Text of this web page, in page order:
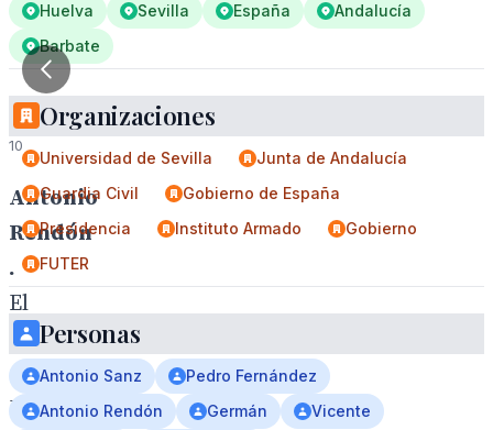
1
/
10
Antonio
Rendón
.
El
Acuartelamiento
de
Eritaña,
Huelva Sevilla España
Andalucía
Barbate
Organizaciones
Universidad de Sevilla
Junta de Andalucía
Guardia Civil
Gobierno de España
Presidencia
Instituto Armado
Gobierno
FUTER
Personas
Antonio Sanz
Pedro Fernández
Antonio Rendón
Germán
Vicente